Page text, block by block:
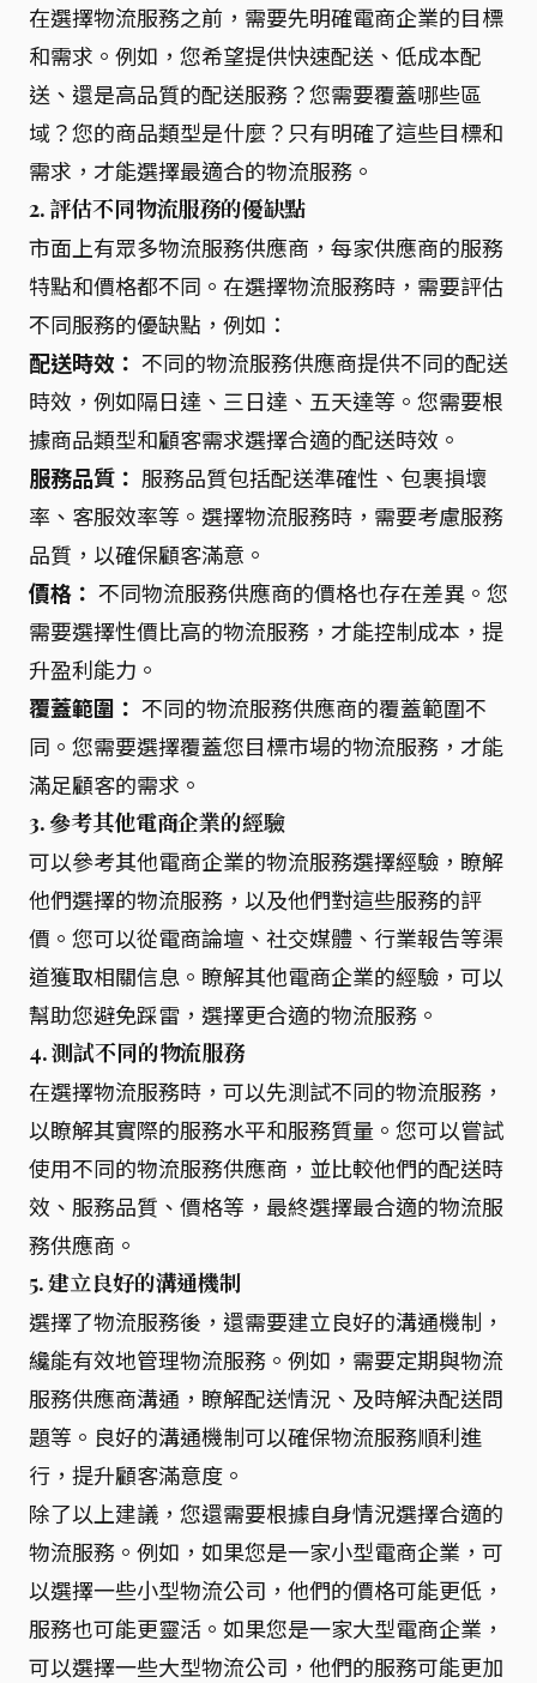
在選擇物流服務之前，需要先明確電商企業的目標
和需求。例如，您希望提供快速配送、低成本配
送、還是高品質的配送服務？您需要覆蓋哪些區
域？您的商品類型是什麼？只有明確了這些目標和
需求，才能選擇最適合的物流服務。
2. 評估不同物流服務的優缺點
市面上有眾多物流服務供應商，每家供應商的服務
特點和價格都不同。在選擇物流服務時，需要評估
不同服務的優缺點，例如：
配送時效： 不同的物流服務供應商提供不同的配送
時效，例如隔日達、三日達、五天達等。您需要根
據商品類型和顧客需求選擇合適的配送時效。
服務品質： 服務品質包括配送準確性、包裹損壞
率、客服效率等。選擇物流服務時，需要考慮服務
品質，以確保顧客滿意。
價格： 不同物流服務供應商的價格也存在差異。您
需要選擇性價比高的物流服務，才能控制成本，提
升盈利能力。
覆蓋範圍： 不同的物流服務供應商的覆蓋範圍不
同。您需要選擇覆蓋您目標市場的物流服務，才能
滿足顧客的需求。
3. 參考其他電商企業的經驗
可以參考其他電商企業的物流服務選擇經驗，瞭解
他們選擇的物流服務，以及他們對這些服務的評
價。您可以從電商論壇、社交媒體、行業報告等渠
道獲取相關信息。瞭解其他電商企業的經驗，可以
幫助您避免踩雷，選擇更合適的物流服務。
4. 測試不同的物流服務
在選擇物流服務時，可以先測試不同的物流服務，
以瞭解其實際的服務水平和服務質量。您可以嘗試
使用不同的物流服務供應商，並比較他們的配送時
效、服務品質、價格等，最終選擇最合適的物流服
務供應商。
5. 建立良好的溝通機制
選擇了物流服務後，還需要建立良好的溝通機制，
纔能有效地管理物流服務。例如，需要定期與物流
服務供應商溝通，瞭解配送情況、及時解決配送問
題等。良好的溝通機制可以確保物流服務順利進
行，提升顧客滿意度。
除了以上建議，您還需要根據自身情況選擇合適的
物流服務。例如，如果您是一家小型電商企業，可
以選擇一些小型物流公司，他們的價格可能更低，
服務也可能更靈活。如果您是一家大型電商企業，
可以選擇一些大型物流公司，他們的服務可能更加